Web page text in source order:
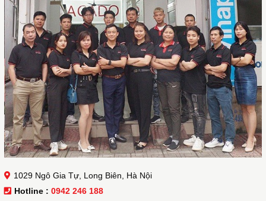
1029 Ngô Gia Tự, Long Biên, Hà Nội
Hotline : 0942 246 188